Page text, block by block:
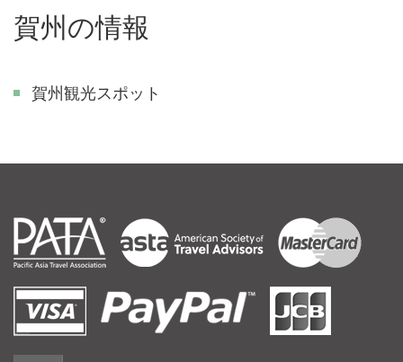
賀州の情報
賀州観光スポット